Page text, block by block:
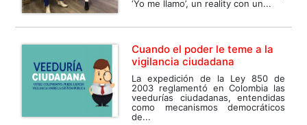
‘Yo me llamo’, un reality con un...
Cuando el poder le teme a la
vigilancia ciudadana
La expedición de la Ley 850 de
2003 reglamentó en Colombia las
veedurías ciudadanas, entendidas
como mecanismos democráticos
de...